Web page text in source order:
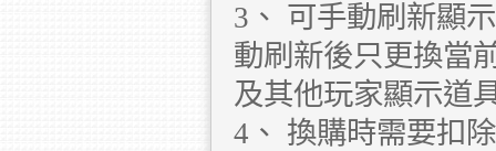
3、 可手動刷新顯
動刷新後只更換當
及其他玩家顯示道
4、 換購時需要扣